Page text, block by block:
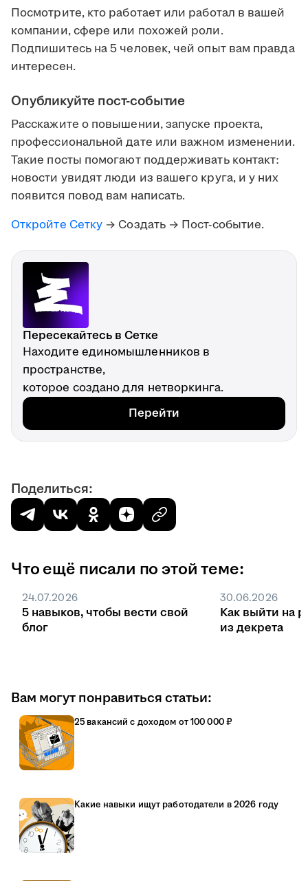
Посмотрите, кто работает или работал в вашей
компании, сфере или похожей роли.
Подпишитесь на 5 человек, чей опыт вам правда
интересен.
Опубликуйте пост-событие
Расскажите о повышении, запуске проекта,
профессиональной дате или важном изменении.
Такие посты помогают поддерживать контакт:
новости увидят люди из вашего круга, и у них
появится повод вам написать.
Откройте Сетку → Создать → Пост-событие.
Пересекайтесь в Сетке
Находите единомышленников в
пространстве,
которое создано для нетворкинга.
Перейти
Поделиться:
Что ещё писали по этой теме:
24.07.2026
5 навыков, чтобы вести свой
блог
30.06.2026
Как выйти на
из декрета
Вам могут понравиться статьи:
25 вакансий с доходом от 100 000 ₽
Какие навыки ищут работодатели в 2026 году